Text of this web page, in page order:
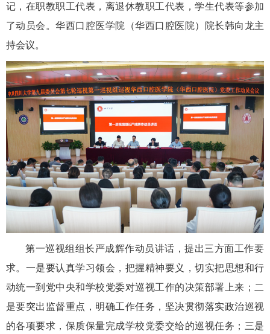
记，在职教职工代表，离退休教职工代表，学生代表等参加
了动员会。华西口腔医学院（华西口腔医院）院长韩向龙主
持会议。
第一巡视组组长严成辉作动员讲话，提出三方面工作要
求。一是要认真学习领会，把握精神要义，切实把思想和行
动统一到党中央和学校党委对巡视工作的决策部署上来；二
是要突出监督重点，明确工作任务，坚决贯彻落实政治巡视
的各项要求，保质保量完成学校党委交给的巡视任务；三是